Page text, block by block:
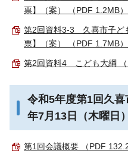
票】（案） （PDF 1.2MB）
第2回資料3-3 久喜市子ど
票】（案） （PDF 1.7MB）
第2回資料4 こども大綱 （
令和5年度第1回久
年7月13日（木曜日）
第1回会議概要 （PDF